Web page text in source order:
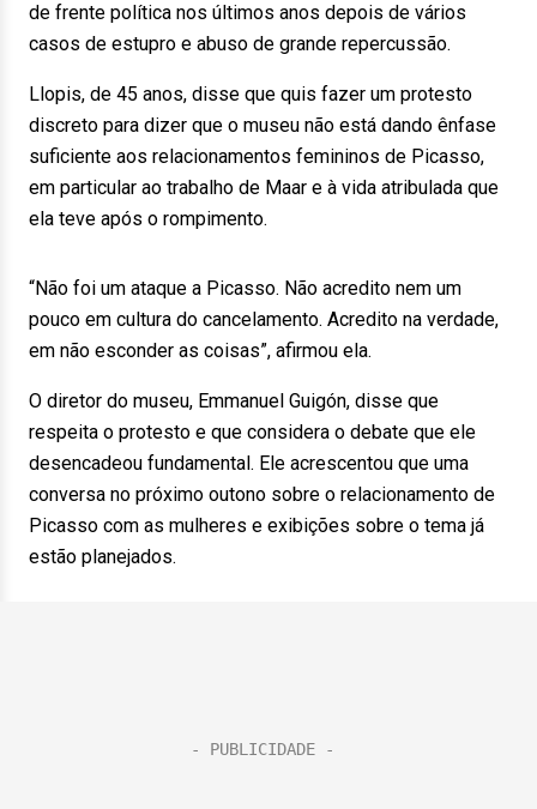
de frente política nos últimos anos depois de vários
casos de estupro e abuso de grande repercussão.
Llopis, de 45 anos, disse que quis fazer um protesto
discreto para dizer que o museu não está dando ênfase
suficiente aos relacionamentos femininos de Picasso,
em particular ao trabalho de Maar e à vida atribulada que
ela teve após o rompimento.
“Não foi um ataque a Picasso. Não acredito nem um
pouco em cultura do cancelamento. Acredito na verdade,
em não esconder as coisas”, afirmou ela.
O diretor do museu, Emmanuel Guigón, disse que
respeita o protesto e que considera o debate que ele
desencadeou fundamental. Ele acrescentou que uma
conversa no próximo outono sobre o relacionamento de
Picasso com as mulheres e exibições sobre o tema já
estão planejados.